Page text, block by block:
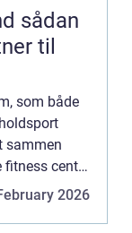
til
som både
sammen
centre
2026